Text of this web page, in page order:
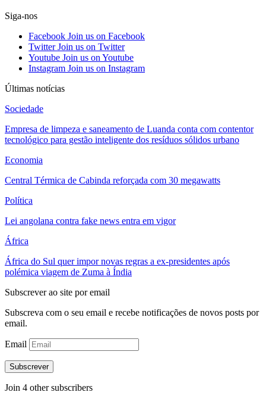
Siga-nos
Facebook Join us on Facebook
Twitter Join us on Twitter
Youtube Join us on Youtube
Instagram Join us on Instagram
Últimas notícias
Sociedade
Empresa de limpeza e saneamento de Luanda conta com contentor
tecnológico para gestão inteligente dos resíduos sólidos urbano
Economia
Central Térmica de Cabinda reforçada com 30 megawatts
Política
Lei angolana contra fake news entra em vigor
África
África do Sul quer impor novas regras a ex-presidentes após
polémica viagem de Zuma à Índia
Subscrever ao site por email
Subscreva com o seu email e recebe notificações de novos posts por
email.
Email
Subscrever
Join 4 other subscribers